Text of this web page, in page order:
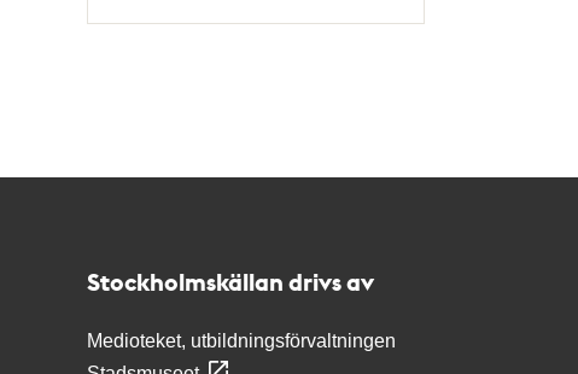
Typ
Stockholmskällan drivs av
Medioteket, utbildningsförvaltningen